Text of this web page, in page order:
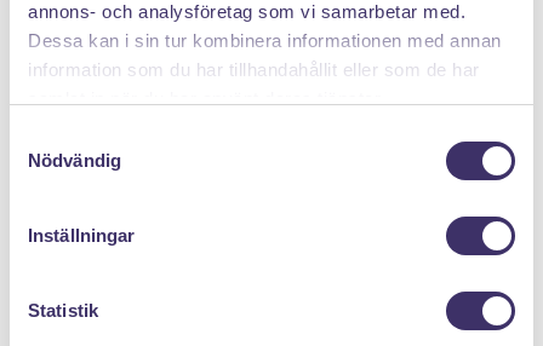
annons- och analysföretag som vi samarbetar med.
Dessa kan i sin tur kombinera informationen med annan
information som du har tillhandahållit eller som de har
Nödvändig
Inställningar
Statistik
Klicka hem en pantpåse